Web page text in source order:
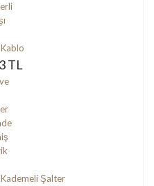
TL
Şalter